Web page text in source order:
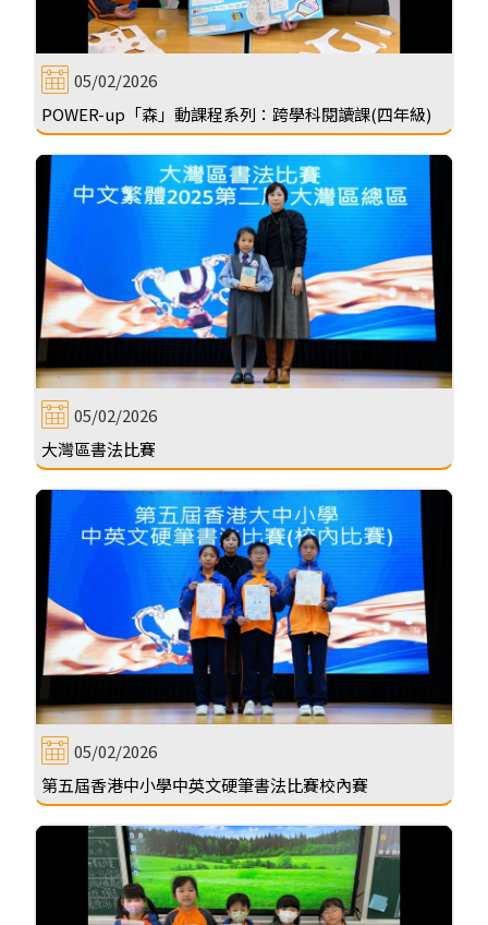
05/02/2026
POWER-up「森」動課程系列：跨學科閱讀課(四年級)
05/02/2026
大灣區書法比賽
05/02/2026
第五屆香港中小學中英文硬筆書法比賽校內賽